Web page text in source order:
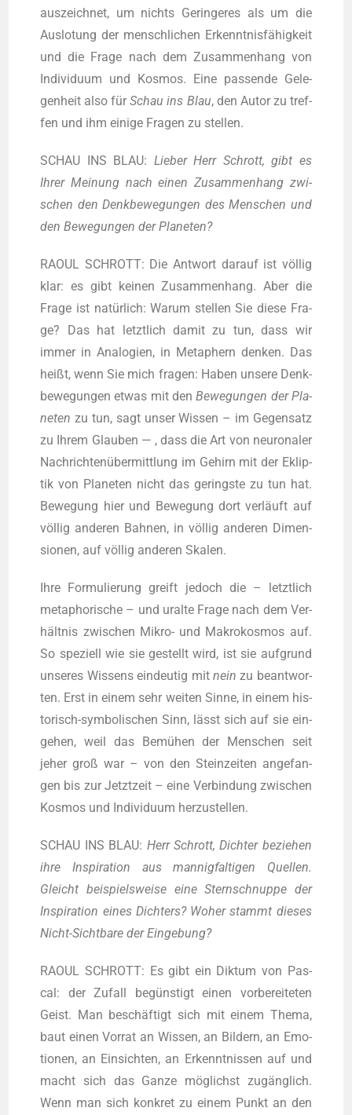
aus­zeich­net, um nichts Gerin­ge­res als um die
Aus­lo­tung der mensch­li­chen Erkennt­nis­fä­hig­keit
und die Fra­ge nach dem Zusam­men­hang von
Indi­vi­du­um und Kos­mos. Eine pas­sen­de Gele­
gen­heit also fürSchau ins Blau, den Autor zu tref­
fen und ihm eini­ge Fra­gen zu stellen.
SCHAU INS BLAU: Lie­ber Herr Schrott, gibt es
Ihrer Mei­nung nach einen Zusam­men­hang zwi­
schen den Denk­be­we­gun­gen des Men­schen und
den Bewe­gun­gen der Planeten?
RAOUL SCHROTT: Die Ant­wort dar­auf ist völ­lig
klar: es gibt kei­nen Zusam­men­hang. Aber die
Fra­ge ist natür­lich: War­um stel­len Sie die­se Fra­
ge? Das hat letzt­lich damit zu tun, dass wir
immer in Ana­lo­gien, in Meta­phern den­ken. Das
heißt, wenn Sie mich fra­gen: Haben unse­re Denk­
be­we­gun­gen etwas mit denBewe­gun­gen der Pla­
ne­ten zu tun, sagt unser Wis­sen – im Gegen­satz
zu Ihrem Glau­ben — , dass die Art von neu­ro­na­ler
Nach­rich­ten­über­mitt­lung im Gehirn mit der Eklip­
tik von Pla­ne­ten nicht das gerings­te zu tun hat.
Bewe­gung hier und Bewe­gung dort ver­läuft auf
völ­lig ande­ren Bah­nen, in völ­lig ande­ren Dimen­
sio­nen, auf völ­lig ande­ren Skalen.
Ihre For­mu­lie­rung greift jedoch die – letzt­lich
meta­pho­ri­sche – und uralte Fra­ge nach dem Ver­
hält­nis zwi­schen Mikro- und Makro­kos­mos auf.
So spe­zi­ell wie sie gestellt wird, ist sie auf­grund
unse­res Wis­sens ein­deu­tig mit nein zu beant­wor­
ten. Erst in einem sehr wei­ten Sin­ne, in einem his­
to­risch-sym­bo­li­schen Sinn, lässt sich auf sie ein­
ge­hen, weil das Bemü­hen der Men­schen seit
jeher groß war – von den Stein­zei­ten ange­fan­
gen bis zur Jetzt­zeit – eine Ver­bin­dung zwi­schen
Kos­mos und Indi­vi­du­um herzustellen.
SCHAU INS BLAU: Herr Schrott, Dich­ter bezie­hen
ihre Inspi­ra­ti­on aus man­nig­fal­ti­gen Quel­len.
Gleicht bei­spiels­wei­se eine Stern­schnup­pe der
Inspi­ra­ti­on eines Dich­ters? Woher stammt die­ses
Nicht-Sicht­ba­re der Eingebung?
RAOUL SCHROTT: Es gibt ein Dik­tum von Pas­
cal: der Zufall begüns­tigt einen vor­be­rei­te­ten
Geist. Man beschäf­tigt sich mit einem The­ma,
baut einen Vor­rat an Wis­sen, an Bil­dern, an Emo­
tio­nen, an Ein­sich­ten, an Erkennt­nis­sen auf und
macht sich das Gan­ze mög­lichst zugäng­lich.
Wenn man sich kon­kret zu einem Punkt an den